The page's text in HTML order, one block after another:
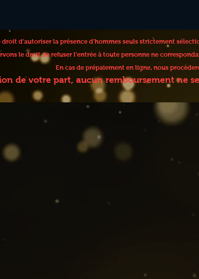
droit d’autoriser la présence d’hommes seuls strictement
le droit de refuser l’entrée à toute personne ne
En cas de prépaiement en ligne, nous
de votre part, aucun remboursement ne